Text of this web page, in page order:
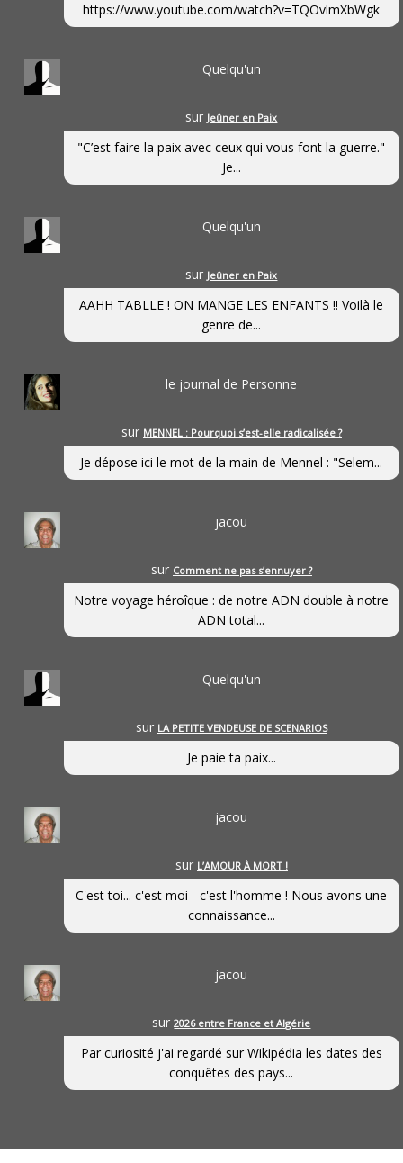
https://www.youtube.com/watch?v=TQOvlmXbWgk
Quelqu'un
sur Jeûner en Paix
"C’est faire la paix avec ceux qui vous font la guerre."
Je...
Quelqu'un
sur Jeûner en Paix
AAHH TABLLE ! ON MANGE LES ENFANTS !! Voilà le
genre de...
le journal de Personne
sur MENNEL : Pourquoi s’est-elle radicalisée ?
Je dépose ici le mot de la main de Mennel : "Selem...
jacou
sur Comment ne pas s’ennuyer ?
Notre voyage héroîque : de notre ADN double à notre
ADN total...
Quelqu'un
sur LA PETITE VENDEUSE DE SCENARIOS
Je paie ta paix...
jacou
sur L’AMOUR À MORT !
C'est toi... c'est moi - c'est l'homme ! Nous avons une
connaissance...
jacou
sur2026 entre France et Algérie
Par curiosité j'ai regardé sur Wikipédia les dates des
conquêtes des pays...